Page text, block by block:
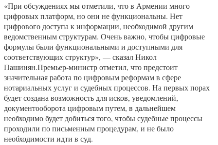
«При обсуждениях мы отметили, что в Армении много
цифровых платформ, но они не функциональны. Нет
цифрового доступа к информации, необходимой другим
ведомственным структурам. Очень важно, чтобы цифровые
формулы были функциональными и доступными для
соответствующих структур», — сказал Никол
Пашинян.Премьер-министр отметил, что предстоит
значительная работа по цифровым реформам в сфере
нотариальных услуг и судебных процессов. На первых порах
будет создана возможность для исков, уведомлений,
документооборота цифровым путем, в дальнейшем
необходимо будет добиться того, чтобы судебные процессы
проходили по письменным процедурам, и не было
необходимости идти в суд.